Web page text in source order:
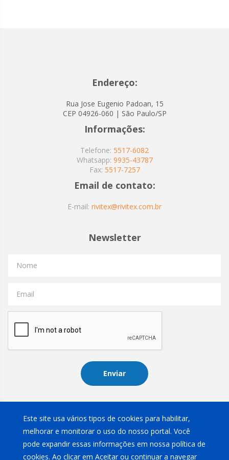
Este site usa vários tipos de cookies para habilitar,
melhorar e monitorar o uso do nosso portal. Você
pode expandir essas informações em nossa política de
cookies. Ao clicar em Aceitar ou continuar a navegar
Endereço:
Rua Jose Eugenio Padoan, 15
CEP 04926-060 | São Paulo/SP
Informações:
Telefone: 5517-6082
Whatsapp: 9935-43787
Fax: 5517-7257
Email de contato:
E-mail: rivitex@rivitex.com.br
Newsletter
Nome
Email
Enviar